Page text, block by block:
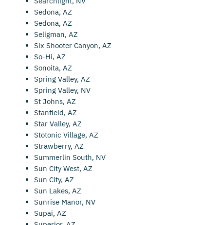
Sedona, AZ
Sedona, AZ
Seligman, AZ
Six Shooter Canyon, AZ
So-Hi, AZ
Sonoita, AZ
Spring Valley, AZ
Spring Valley, NV
St Johns, AZ
Stanfield, AZ
Star Valley, AZ
Stotonic Village, AZ
Strawberry, AZ
Summerlin South, NV
Sun City West, AZ
Sun City, AZ
Sun Lakes, AZ
Sunrise Manor, NV
Supai, AZ